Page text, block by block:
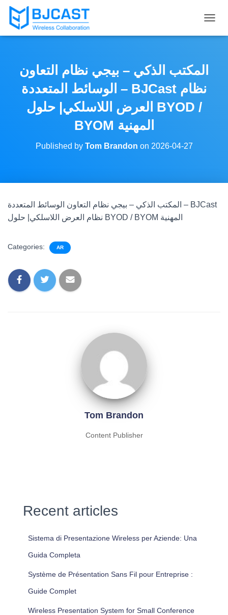
O
المكتب الذكي – بيجي نظام التعاون
الوسائط المتعددة – BJCast نظام
العرض اللاسلكي| حلول BYOD /
BYOM المهنية
Published by Tom Brandon on 2026-04-27
المكتب الذكي – بيجي نظام التعاون الوسائط المتعددة – BJCast
نظام العرض اللاسلكي| حلول BYOD / BYOM المهنية
Categories: AR
Tom Brandon
Content Publisher
Recent articles
Sistema di Presentazione Wireless per Aziende: Una
Guida Completa
Système de Présentation Sans Fil pour Entreprise :
Guide Complet
Wireless Presentation System for Small Conference